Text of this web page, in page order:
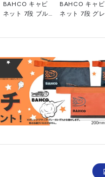
BAHCO キャビ
ネット 7段 ブル
青 高さ955×幅
693×奥行
510mm 1台
■▼139-0858
BAHCO キャビ
ネット 7段 グレ
高さ955×幅
693×奥行
510mm 1台